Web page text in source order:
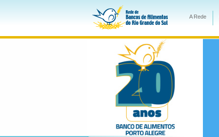
A Rede